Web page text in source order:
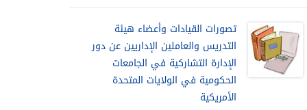
تصورات القيادات وأعضاء هيئة
التدريس والعاملين الإداريين عن دور
الإدارة التشاركية في الجامعات
الحكومية في الولايات المتحدة
الأمريكية